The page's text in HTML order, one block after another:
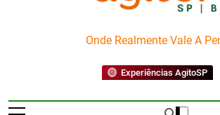
AgitoSP
Onde Realmente Vale A
Experiências AgitoSP